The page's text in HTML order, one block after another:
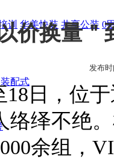
训 华美快装 共享公装 0
装配式
价换量＂
发布时
，位于
络绎不绝
余组，